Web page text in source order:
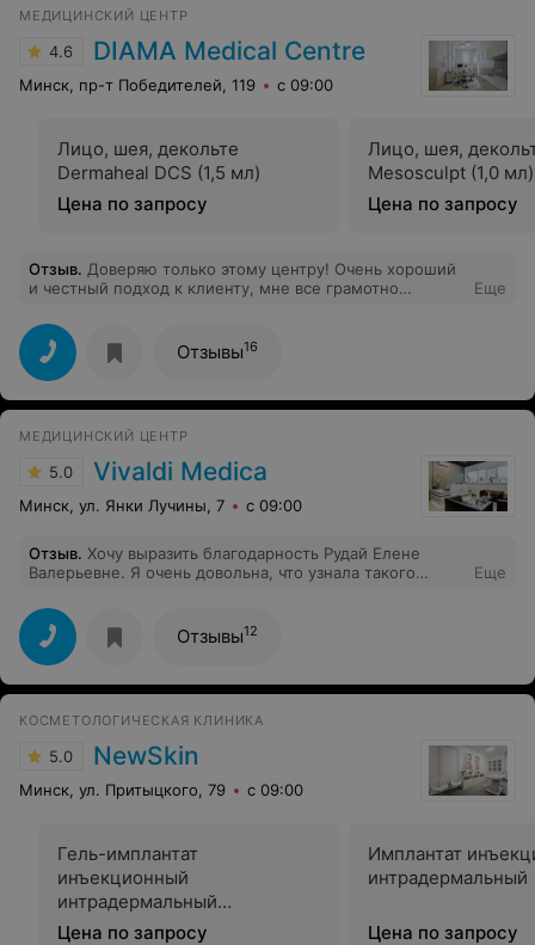
МЕДИЦИНСКИЙ ЦЕНТР
4.6 DIAMA Medical Centre
Минск, пр-т Победителей, 119 с 09:00
Лицо, шея, декольте
Dermaheal DCS (1,5 мл)
Цена по запросу
Лицо, шея,
Mesosculpt (1,0 мл)
Цена по запросу
Отзыв. Доверяю только этому центру! Очень хороший
и честный подход к клиенту, мне все грамотно
делать не стоит. Все рекомендации дают по каждому
персонально Сейчас прохожу курс антицеллюлитного
массажа , вижу результат. Буду продолжать только у
Еще
Отзывы16
МЕДИЦИНСКИЙ ЦЕНТР
5.0 Vivaldi Medica
Минск, ул. Янки Лучины, 7 с 09:00
Отзыв. Хочу выразить благодарность Рудай Елене
Валерьевне. Я очень довольна, что узнала такого
непрорезавшуюся восьмерку с тремя корнями (два
корня нормальных и третий на половину меньше).
Отношение к пациенту теплое, дружелюбное, если
честно я почувствовала себя котенком, которого
окружили заботой. Все подробно объяснили, показали
Еще
Отзывы12
КОСМЕТОЛОГИЧЕСКАЯ КЛИНИКА
5.0 NewSkin
Минск, ул. Притыцкого, 79 с 09:00
Гель-имплантат
инъекционный
интрадермальный
стерильный
Цена по запросу
Имплантат
интрадермальный
Цена по запросу